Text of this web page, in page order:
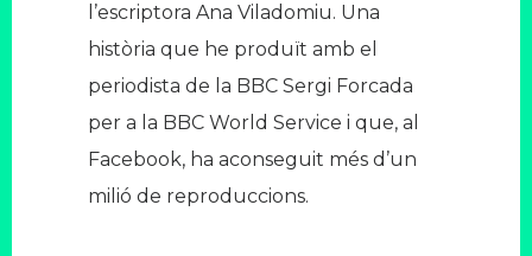
l’escriptora Ana Viladomiu. Una
història que he produït amb el
periodista de la BBC Sergi Forcada
per a la BBC World Service i que, al
Facebook, ha aconseguit més d’un
milió de reproduccions.